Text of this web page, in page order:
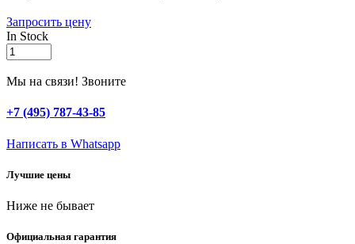
Запросить цену
In Stock
РОСТОК
150
х
мм,
трапециевидный
нержавеющая
без
мотыга
quantity
Мы на связи! Звоните
+7 (495) 787-43-85
Написать в Whatsapp
Лучшие цены
Ниже не бывает
Официальная гарантия